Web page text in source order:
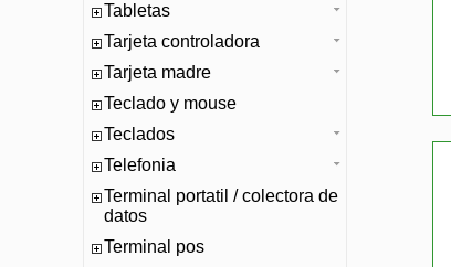
Tabletas
Tarjeta controladora
Tarjeta madre
Teclado y mouse
Teclados
Telefonia
Terminal portatil / colectora de
datos
Terminal pos